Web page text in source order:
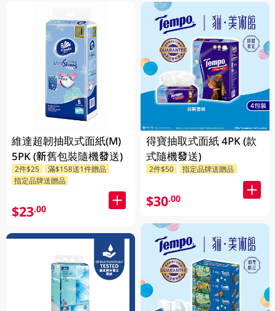
維達超韌抽取式面紙(M)
5PK (新舊包裝隨機發送)
2件$25
滿$158送1件贈品
指定品牌送贈品
$23.00
得寶抽取式面紙 4PK (款
式隨機發送)
2件$50 指定品牌送贈品
$30.00